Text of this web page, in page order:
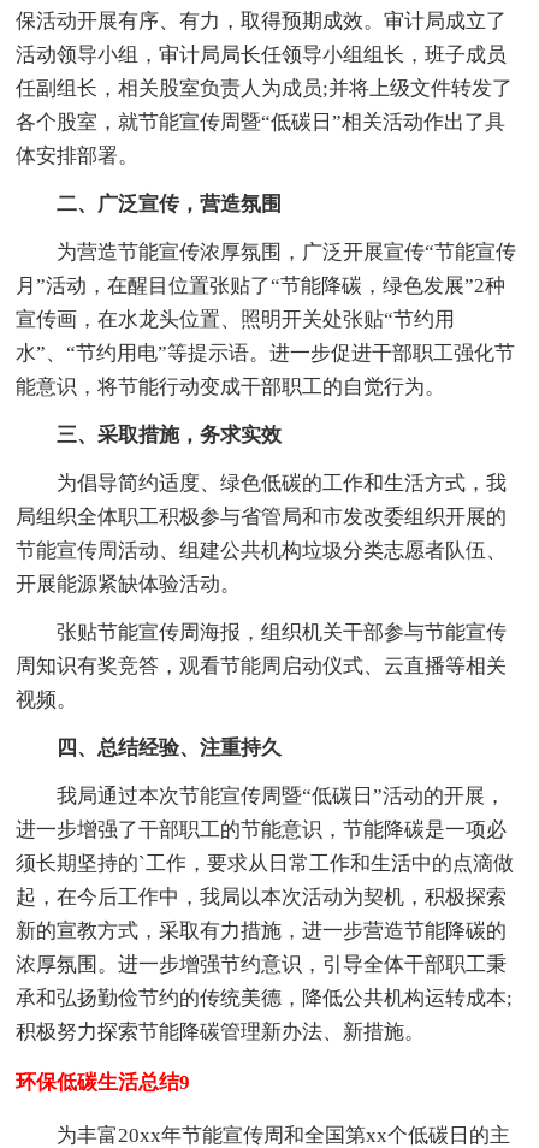
保活动开展有序、有力，取得预期成效。审计局成立了
活动领导小组，审计局局长任领导小组组长，班子成员
任副组长，相关股室负责人为成员;并将上级文件转发了
各个股室，就节能宣传周暨“低碳日”相关活动作出了具
体安排部署。
二、广泛宣传，营造氛围
为营造节能宣传浓厚氛围，广泛开展宣传“节能宣传
月”活动，在醒目位置张贴了“节能降碳，绿色发展”2种
宣传画，在水龙头位置、照明开关处张贴“节约用
水”、“节约用电”等提示语。进一步促进干部职工强化节
能意识，将节能行动变成干部职工的自觉行为。
三、采取措施，务求实效
为倡导简约适度、绿色低碳的工作和生活方式，我
局组织全体职工积极参与省管局和市发改委组织开展的
节能宣传周活动、组建公共机构垃圾分类志愿者队伍、
开展能源紧缺体验活动。
张贴节能宣传周海报，组织机关干部参与节能宣传
周知识有奖竞答，观看节能周启动仪式、云直播等相关
视频。
四、总结经验、注重持久
我局通过本次节能宣传周暨“低碳日”活动的开展，
进一步增强了干部职工的节能意识，节能降碳是一项必
须长期坚持的`工作，要求从日常工作和生活中的点滴做
起，在今后工作中，我局以本次活动为契机，积极探索
新的宣教方式，采取有力措施，进一步营造节能降碳的
浓厚氛围。进一步增强节约意识，引导全体干部职工秉
承和弘扬勤俭节约的传统美德，降低公共机构运转成本;
积极努力探索节能降碳管理新办法、新措施。
环保低碳生活总结9
为丰富20xx年节能宣传周和全国第xx个低碳日的主